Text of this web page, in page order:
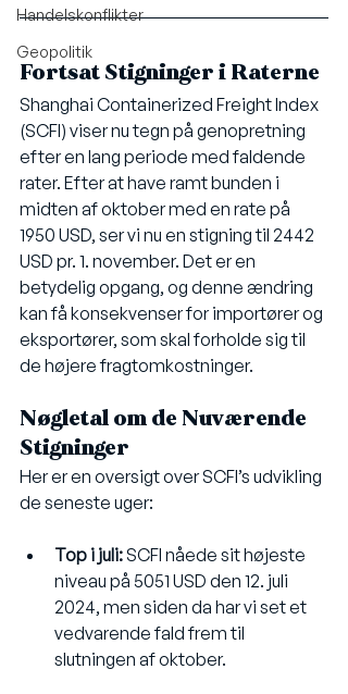
Handelskonflikter
Geopolitik
Fortsat Stigninger i Raterne
Shanghai Containerized Freight Index
(SCFI) viser nu tegn på genopretning
efter en lang periode med faldende
rater. Efter at have ramt bunden i
midten af oktober med en rate på
1950 USD, ser vi nu en stigning til 2442
USD pr. 1. november. Det er en
betydelig opgang, og denne ændring
kan få konsekvenser for importører og
eksportører, som skal forholde sig til
de højere fragtomkostninger.
Nøgletal om de Nuværende
Stigninger
Her er en oversigt over SCFI’s udvikling
de seneste uger:
Top i juli: SCFI nåede sit højeste
niveau på 5051 USD den 12. juli
2024, men siden da har vi set et
vedvarende fald frem til
slutningen af oktober.